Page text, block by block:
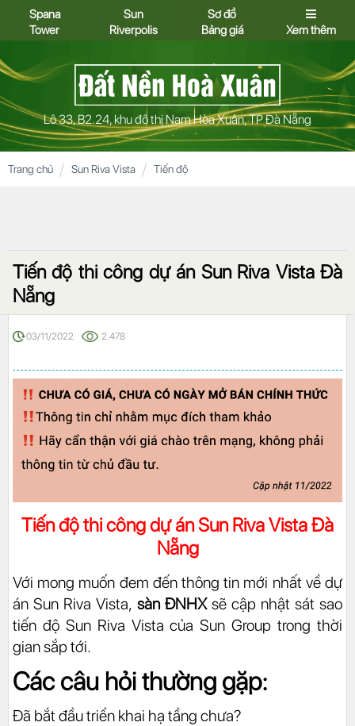
Spana
Tower
Sun
Riverpolis
Sơ đồ
Bảng giá
Xem thêm
Lô 33, B2.24, khu đô thị Nam Hòa Xuân, TP Đà Nẵng
Trang chủ Sun Riva Vista Tiến độ
Tiến độ thi công dự án Sun Riva Vista Đà
Nẵng
03/11/2022 2.478
Tiến độ thi công dự án Sun Riva Vista Đà
Nẵng
Với mong muốn đem đến thông tin mới nhất về dự
án Sun Riva Vista, sàn ĐNHXsẽ cập nhật sát sao
tiến độ Sun Riva Vista của Sun Group trong thời
gian sắp tới.
Các câu hỏi thường gặp:
Đã bắt đầu triển khai hạ tầng chưa?